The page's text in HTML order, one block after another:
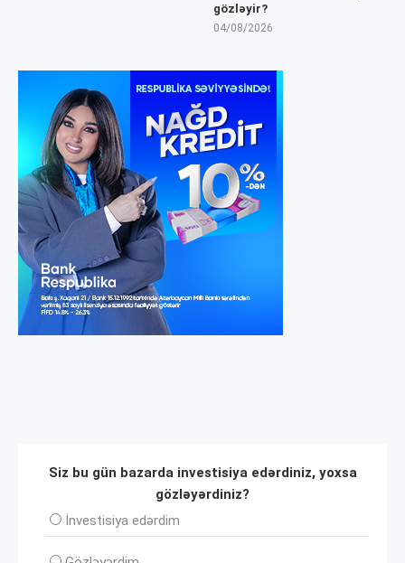
gözləyir?
04/08/2026
Siz bu gün bazarda investisiya edərdiniz, yoxsa
gözləyərdiniz?
İnvеstisiya edərdim